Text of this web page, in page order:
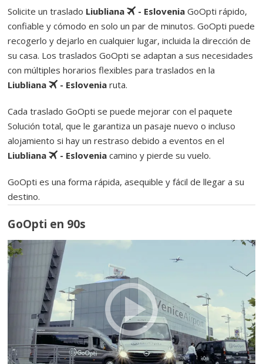
Solicite un traslado Liubliana - Eslovenia GoOpti rápido,
confiable y cómodo en solo un par de minutos. GoOpti puede
recogerlo y dejarlo en cualquier lugar, incluida la dirección de
su casa. Los traslados GoOpti se adaptan a sus necesidades
con múltiples horarios flexibles para traslados en la
Liubliana
- Eslovenia ruta.
Cada traslado GoOpti se puede mejorar con el paquete
Solución total, que le garantiza un pasaje nuevo o incluso
alojamiento si hay un restraso debido a eventos en el
Liubliana
- Eslovenia camino y pierde su vuelo.
GoOpti es una forma rápida, asequible y fácil de llegar a su
destino.
GoOpti en 90s